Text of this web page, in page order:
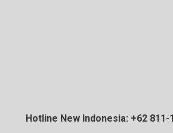
Hotline New Indonesia: +62 811-